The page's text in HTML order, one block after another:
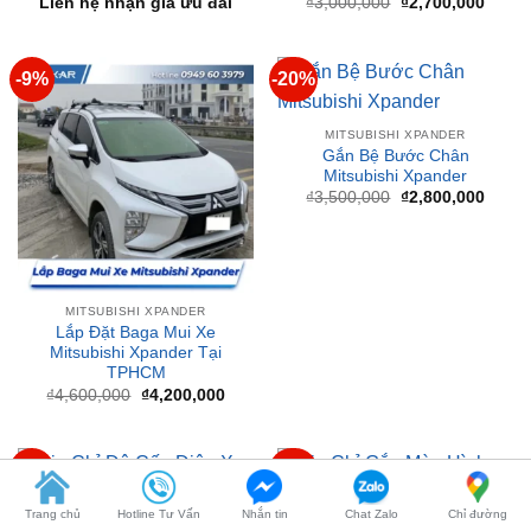
MITSUBISHI XPANDER
Lắp Đặt Baga Mui Xe
Mitsubishi Xpander Tại
TPHCM
4,600,000 Giá
gốc
là:
₫4,600,000.
₫4,200,000
₫4,200,000.
MITSUBISHI XPANDER
Gắn Bệ Bước Chân
Mitsubishi Xpander
3,500,000
Giá
gốc
là:
₫3,500,000.
₫2,800,000
MITSUBISHI XPANDER
Gắn Cốp Điện Xe Mitsubishi
MITSUBISHI XPANDER
Lắp Màn Hình Android Xe
Trang chủ Hotline Tư Vấn Nhắn tin Chat Zalo Chỉ đường